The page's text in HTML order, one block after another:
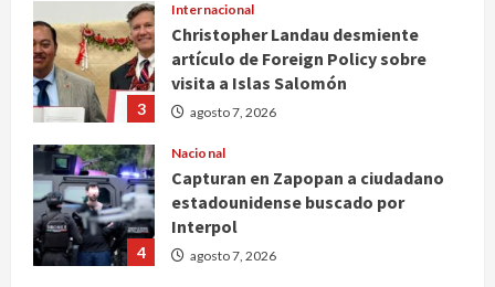
3
Christopher Landau desmiente
artículo de Foreign Policy sobre
visita a Islas Salomón
agosto 7, 2026
4
Capturan en Zapopan a ciudadano
estadounidense buscado por
Interpol
agosto 7, 2026